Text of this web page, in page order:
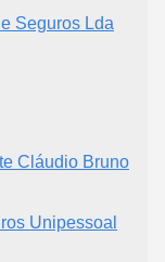
Seguros Lda
Cláudio Bruno
Unipessoal